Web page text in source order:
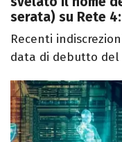
serata) su Rete
Recenti
data di debutto del